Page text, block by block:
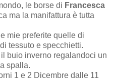
le borse di Francesca
ma la manifattura è tutta
mie preferite quelle di
tessuto e specchietti.
buio inverno regalandoci un
spalla.
1 e 2 Dicembre dalle 11